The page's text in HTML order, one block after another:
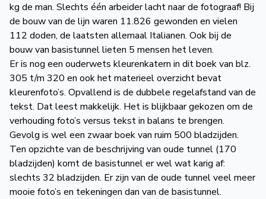
kg de man. Slechts één arbeider lacht naar de fotograaf! Bij
de bouw van de lijn waren 11.826 gewonden en vielen
112 doden, de laatsten allemaal Italianen. Ook bij de
bouw van basistunnel lieten 5 mensen het leven.
Er is nog een ouderwets kleurenkatern in dit boek van blz.
305 t/m 320 en ook het materieel overzicht bevat
kleurenfoto’s. Opvallend is de dubbele regelafstand van de
tekst. Dat leest makkelijk. Het is blijkbaar gekozen om de
verhouding foto’s versus tekst in balans te brengen.
Gevolg is wel een zwaar boek van ruim 500 bladzijden.
Ten opzichte van de beschrijving van oude tunnel (170
bladzijden) komt de basistunnel er wel wat karig af:
slechts 32 bladzijden. Er zijn van de oude tunnel veel meer
mooie foto’s en tekeningen dan van de basistunnel.